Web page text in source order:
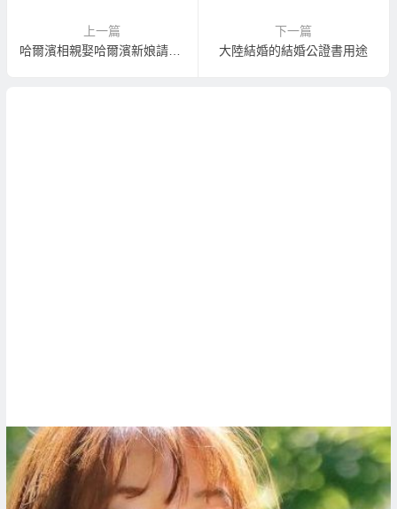
上一篇
哈爾濱相親娶哈爾濱新娘請注意服務儀容
下一篇
大陸結婚的結婚公證書用途